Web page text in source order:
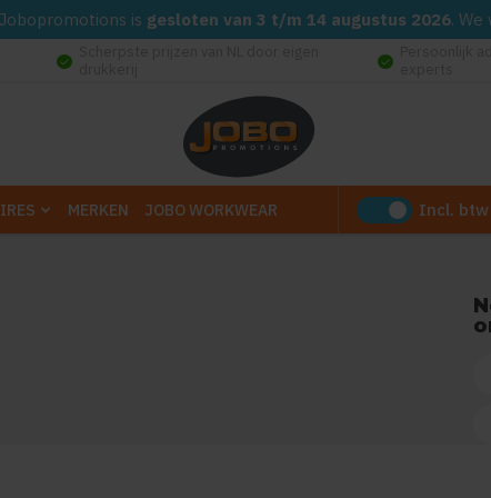
is gesloten van 3 t/m 14 augustus 2026. We
check_circle check_circle
MERKEN JOBO WORKWEAR Incl. btw